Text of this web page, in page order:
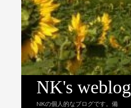
NK's weblog
NKの個人的なブログです。備